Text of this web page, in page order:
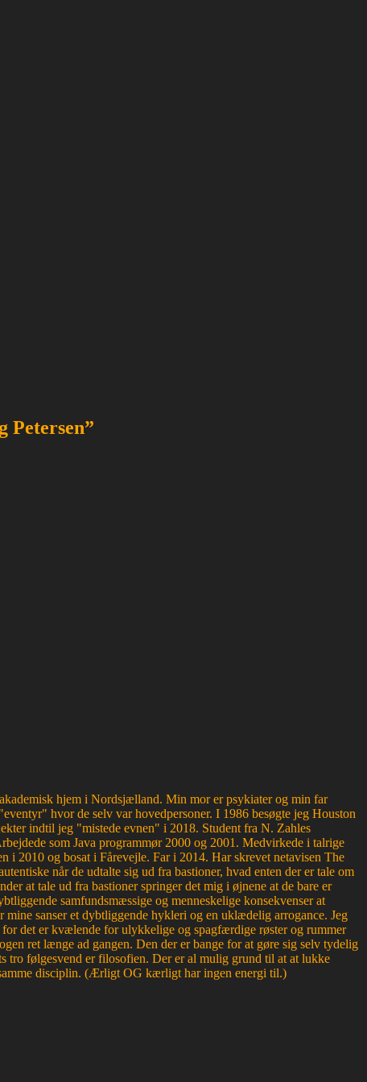
Petersen”
hjem i Nordsjælland. Min mor er psykiater og min far
hvor de selv var hovedpersoner. I 1986 besøgte jeg Houston
indtil jeg "mistede evnen" i 2018. Student fra N. Zahles
som Java programmør 2000 og 2001. Medvirkede i talrige
2010 og bosat i Fårevejle. Far i 2014. Har skrevet netavisen The
når de udtalte sig ud fra bastioner, hvad enten der er tale om
at tale ud fra bastioner springer det mig i øjnene at de bare er
samfundsmæssige og menneskelige konsekvenser at
sanser et dybtliggende hykleri og en uklædelig arrogance. Jeg
det er kvælende for ulykkelige og spagfærdige røster og rummer
ret længe ad gangen. Den der er bange for at gøre sig selv tydelig
tro følgesvend er filosofien. Der er al mulig grund til at at lukke
disciplin. (Ærligt OG kærligt har ingen energi til.)